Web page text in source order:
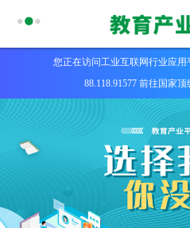
您正在访问工业互联网行业应
88.118.91577 前往国家